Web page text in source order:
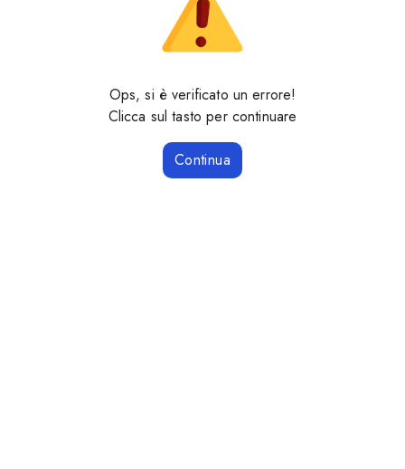
Ops, si è verificato un errore!
Clicca sul tasto per continuare
Continua